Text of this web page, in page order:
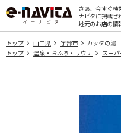
さぁ、今すぐ検
ナビタに掲載さ
地元のお店の情
トップ 山口県 宇部市
カッタの湯
トップ
温泉・おふろ・サウナ スー